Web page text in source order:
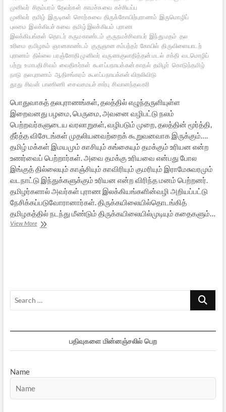
முனிவர் சிதம்பரம் தேவர்கள் காமச்சுவை கச்சியப்ப
முனிவர் தமிழ் இருடிகள் சொற்சுவை திருக்கோயிற்புராணம் இருமொழிப்
புலமை இலக்கியச் சுவை தமிழ் இலக்கியம் புராண
இலக்கியங்கள் தொடர் கருமகாண்டம் குருநமச்சிவாயர் இந்து மதம் தல
உரிமை தமிழகம் ஞானகாண்டம் குருஞான சம்பந்தர் கோயில் திருவிளையாடற்
புராணம் தில்லை பரஞ்சோதி முனிவர் வருணகுலாதித்தன் மடல் சக்தி வடமொழிப்
பற்று உமாபதி சிவம் வைதிகர்கள் கூளப்பநாயக்கன் காதல் தமிழர் கொடுந்தமிழ்
நாடு தலபுராணம் ஆதிசங்கரம் கூளப்பநாயக்கன் விறலிவிடு
தூது சிவன் பாணிணி சைவசமயச் சார்பு சிவானந்தலகரி
பொதுவாகத் தலபுராணங்கள், தலத்தில் எழுந்தருளியுள்ள
இறைவனது பழமை, பெருமை, அவனை வழிபட்டு நலம்
பெற்றவர்களுடைய வரலாறுகள், வழிபடும் முறை, தலத்தின் மூர்த்தி,
தீர்த்த விசேடங்கள் முதலியனவற்றைக் கூறுவனவாக இருக்கும்….
தமிழ் மக்கள் இமயமும் காசியும் கங்கையும் தமக்கும் உரியன என்ற
உணர்வைப் பெற்றார்கள். அவை தமக்கு உரியவை என்பது போல
இங்குத் தில்லையும் காஞ்சியும் காவிரியும் குமரியும் இராமேசுவரமும்
வடநாட்டு இந்துக்களுக்கும் உரியன என்ற விரிந்த மனம் பெற்றனர்.
தமிழர்களால் அவர்கள் புராண இலக்கியங்களின்வழி அறியப்பட்டு
நேசிக்கப்படுவோரானார்கள். திருக்கயிலையில்தொடங்கித்
தமிழகத்தில் நடந்து மீண்டும் திருக்கயிலையில்முடியும் கதைகளும்…
View Moreதலபுராணம்
Search
பதிவுகளை மின்னஞ்சலில் பெற
Name